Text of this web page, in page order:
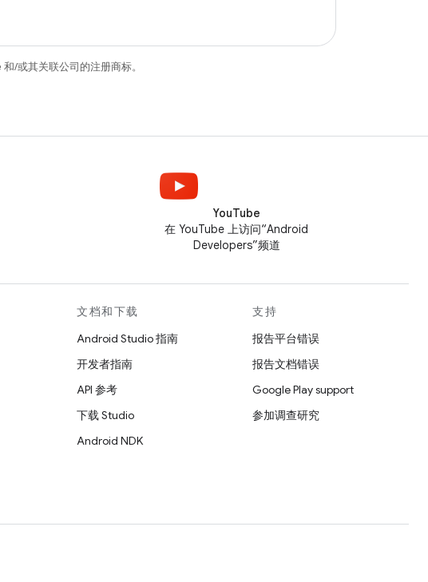
/或其关联公司的注册商标。
YouTube
在 YouTube 上访问“Android
Developers”频道
文档和下载
Android Studio 指南
开发者指南
API 参考
下载 Studio
Android NDK
支持
报告平台错误
报告文档错误
Google Play support
参加调查研究